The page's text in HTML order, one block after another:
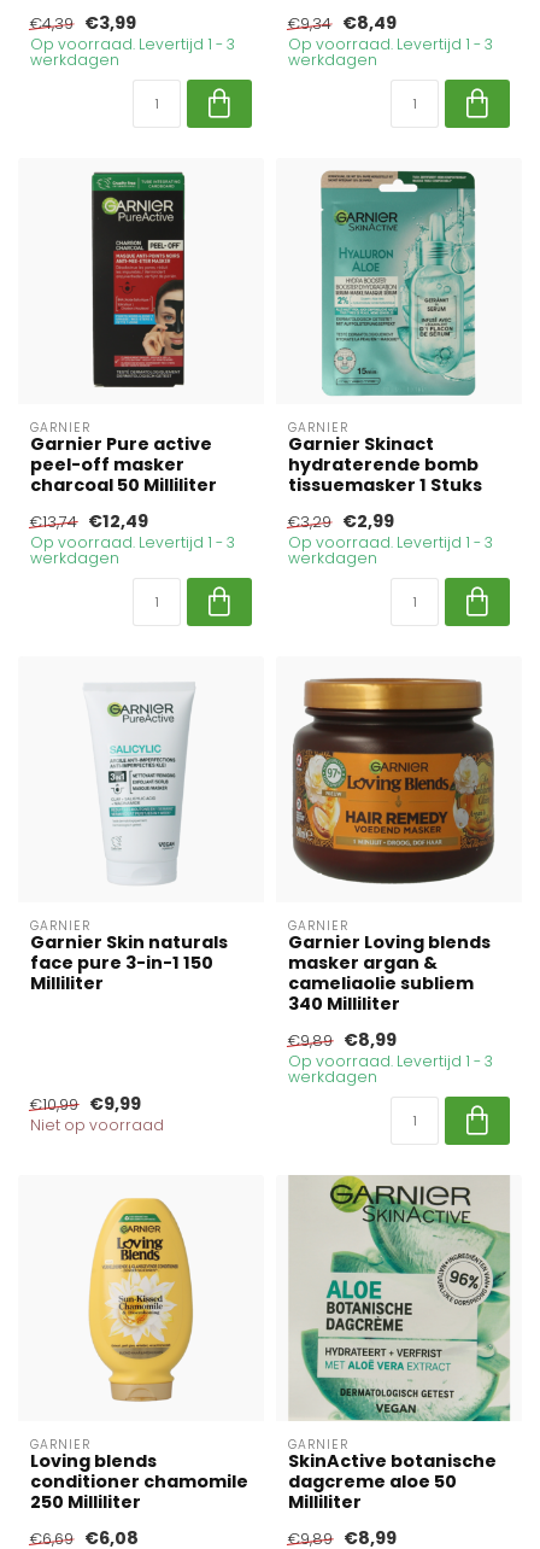
€4,39 €3,99
Op voorraad. Levertijd 1 - 3
werkdagen
€9,34 €8,49
Op voorraad. Levertijd 1 - 3
werkdagen
GARNIER
Garnier Pure active
peel-off masker
charcoal 50 Milliliter
€13,74 €12,49
Op voorraad. Levertijd 1 - 3
werkdagen
GARNIER
Garnier Skinact
hydraterende bomb
tissuemasker 1 Stuks
€3,29 €2,99
Op voorraad. Levertijd 1 - 3
werkdagen
GARNIER
Garnier Skin naturals
face pure 3-in-1 150
Milliliter
€10,99 €9,99
Niet op voorraad
GARNIER
Garnier Loving blends
masker argan &
cameliaolie subliem
340 Milliliter
€9,89 €8,99
Op voorraad. Levertijd 1 - 3
werkdagen
GARNIER
Loving blends
conditioner chamomile
250 Milliliter
€6,69 €6,08
GARNIER
SkinActive botanische
dagcreme aloe 50
Milliliter
€9,89 €8,99